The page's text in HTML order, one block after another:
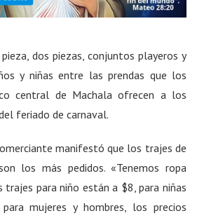
dos piezas, conjuntos playeros y
y niñas entre las prendas que los
central de Machala ofrecen a los
feriado de carnaval.
manifestó que los trajes de
los más pedidos. «Tenemos ropa
para niño están a $8, para niñas
mujeres y hombres, los precios